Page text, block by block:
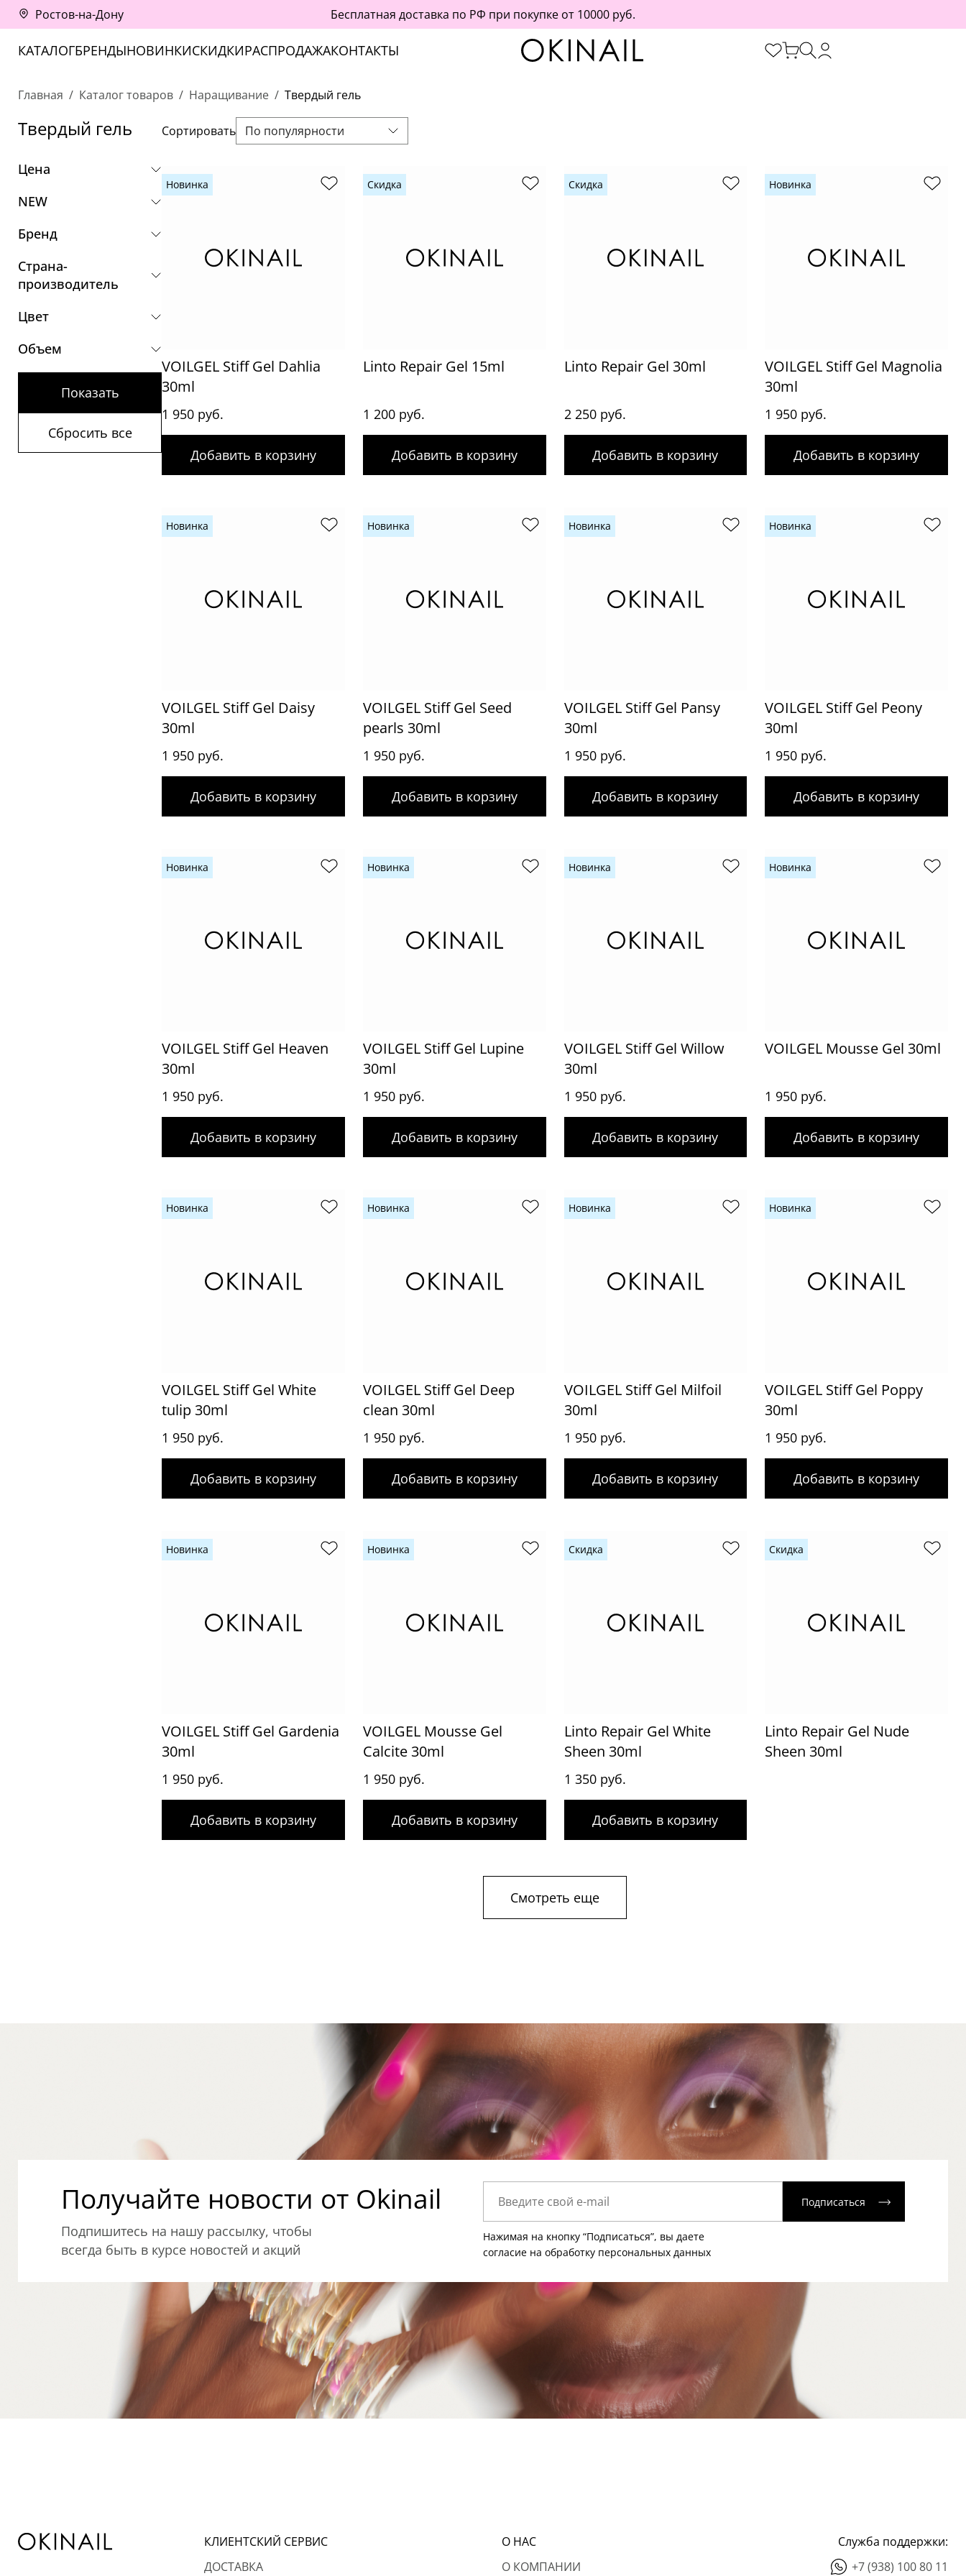
Ростов-на-Дону Бесплатная доставка по РФ при покупке от 10000 руб.
КАТАЛОГБРЕНДЫНОВИНКИСКИДКИРАСПРОДАЖАКОНТАКТЫ
Главная Каталог товаров Наращивание Твердый гель
Твердый гель
Цена
NEW
Бренд
Страна-
производитель
Цвет
Объем
Показать
Сбросить все
Сортировать По популярности
Новинка
VOILGEL Stiff Gel Dahlia
30ml
1 950 руб.
Добавить в корзину
Скидка
Linto Repair Gel 15ml
1 200 руб.
Добавить в корзину
Скидка
Linto Repair Gel 30ml
2 250 руб.
Добавить в корзину
Новинка
VOILGEL Stiff Gel Magnolia
30ml
1 950 руб.
Добавить в корзину
Новинка
VOILGEL Stiff Gel Daisy
30ml
1 950 руб.
Добавить в корзину
Новинка
VOILGEL Stiff Gel Seed
pearls 30ml
1 950 руб.
Добавить в корзину
Новинка
VOILGEL Stiff Gel Pansy
30ml
1 950 руб.
Добавить в корзину
Новинка
VOILGEL Stiff Gel Peony
30ml
1 950 руб.
Добавить в корзину
Новинка
VOILGEL Stiff Gel Heaven
30ml
1 950 руб.
Добавить в корзину
Новинка
VOILGEL Stiff Gel Lupine
30ml
1 950 руб.
Добавить в корзину
Новинка
VOILGEL Stiff Gel Willow
30ml
1 950 руб.
Добавить в корзину
Новинка
VOILGEL Mousse Gel 30ml
1 950 руб.
Добавить в корзину
Новинка
VOILGEL Stiff Gel White
tulip 30ml
1 950 руб.
Добавить в корзину
Новинка
VOILGEL Stiff Gel Deep
clean 30ml
1 950 руб.
Добавить в корзину
Новинка
VOILGEL Stiff Gel Milfoil
30ml
1 950 руб.
Добавить в корзину
Новинка
VOILGEL Stiff Gel Poppy
30ml
1 950 руб.
Добавить в корзину
Новинка
VOILGEL Stiff Gel Gardenia
30ml
1 950 руб.
Добавить в корзину
Новинка
VOILGEL Mousse Gel
Calcite 30ml
1 950 руб.
Добавить в корзину
Скидка
Linto Repair Gel White
Sheen 30ml
1 350 руб.
Добавить в корзину
Скидка
Linto Repair Gel Nude
Sheen 30ml
Смотреть еще
Получайте новости от Okinail
Подпишитесь на нашу рассылку, чтобы
всегда быть в курсе новостей и акций
Подписаться
Нажимая на кнопку “Подписаться”, вы даете
согласие на обработку персональных данных
КЛИЕНТСКИЙ СЕРВИС
ДОСТАВКА
О НАС
О КОМПАНИИ
Служба поддержки:
+7 (938) 100 80 11